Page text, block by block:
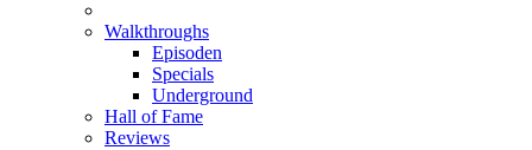
Walkthroughs
Episoden
Specials
Underground
Hall of Fame
Reviews